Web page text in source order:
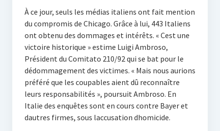
À ce jour, seuls les médias italiens ont fait mention
du compromis de Chicago. Grâce à lui, 443 Italiens
ont obtenu des dommages et intérêts. « Cest une
victoire historique » estime Luigi Ambroso,
Président du Comitato 210/92 qui se bat pour le
dédommagement des victimes. « Mais nous aurions
préféré que les coupables aient dû reconnaître
leurs responsabilités », poursuit Ambroso. En
Italie des enquêtes sont en cours contre Bayer et
dautres firmes, sous laccusation dhomicide.